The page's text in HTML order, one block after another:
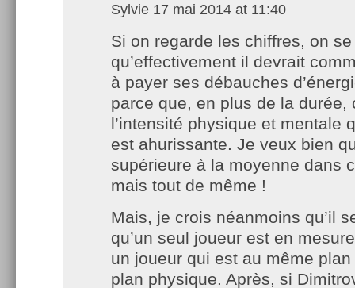
Sylvie 17 mai 2014 at 11:40
Si on regarde les chiffres, on
qu’effectivement il devrait
à payer ses débauches
parce que, en plus de la durée,
l’intensité physique et mentale
est ahurissante. Je veux bien
supérieure à la moyenne dans
mais tout de même !
Mais, je crois néanmoins qu’il
qu’un seul joueur est en
un joueur qui est au même
plan physique. Après, si